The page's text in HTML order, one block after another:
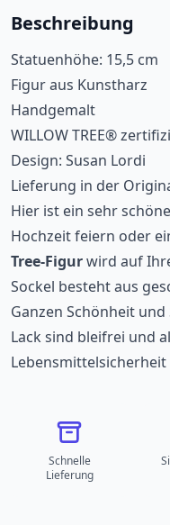
Beschreibung
Statuenhöhe: 15,5 cm
Figur aus Kunstharz
Handgemalt
WILLOW TREE®
Design: Susan Lordi
Lieferung in der
Hier ist ein sehr
Hochzeit feiern oder
Tree-Figurwird auf
Sockel besteht aus
Ganzen Schönheit
Lack sind bleifrei und
Schnelle
Lieferung